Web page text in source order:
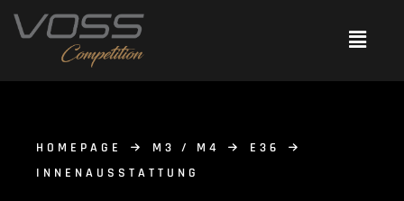
HOMEPAGE M3 / M4
E36
INNENAUSSTATTUNG